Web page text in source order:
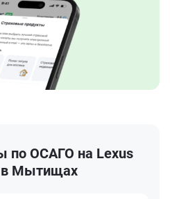
по ОСАГО на Lexus
в Мытищах